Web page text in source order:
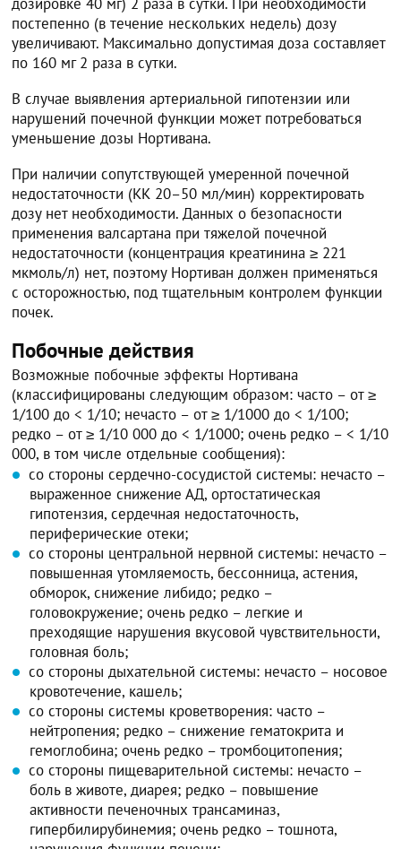
постепенно (в течение нескольких недель) дозу
увеличивают. Максимально допустимая доза составляет
по 160 мг 2 раза в сутки.
В случае выявления артериальной гипотензии или
нарушений почечной функции может потребоваться
уменьшение дозы Нортивана.
При наличии сопутствующей умеренной почечной
недостаточности (КК 20–50 мл/мин) корректировать
дозу нет необходимости. Данных о безопасности
применения валсартана при тяжелой почечной
недостаточности (концентрация креатинина ≥ 221
мкмоль/л) нет, поэтому Нортиван должен применяться
с осторожностью, под тщательным контролем функции
почек.
Побочные действия
Возможные побочные эффекты Нортивана
(классифицированы следующим образом: часто – от ≥
1/100 до < 1/10; нечасто – от ≥ 1/1000 до < 1/100;
редко – от ≥ 1/10 000 до < 1/1000; очень редко – < 1/10
000, в том числе отдельные сообщения):
со стороны сердечно-сосудистой системы: нечасто –
выраженное снижение АД, ортостатическая
гипотензия, сердечная недостаточность,
периферические отеки;
со стороны центральной нервной системы: нечасто –
повышенная утомляемость, бессонница, астения,
обморок, снижение либидо; редко –
головокружение; очень редко – легкие и
преходящие нарушения вкусовой чувствительности,
головная боль;
со стороны дыхательной системы: нечасто – носовое
кровотечение, кашель;
со стороны системы кроветворения: часто –
нейтропения; редко – снижение гематокрита и
гемоглобина; очень редко – тромбоцитопения;
со стороны пищеварительной системы: нечасто –
боль в животе, диарея; редко – повышение
активности печеночных трансаминаз,
гипербилирубинемия; очень редко – тошнота,